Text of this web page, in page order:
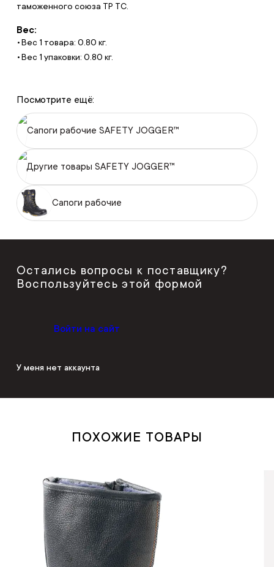
таможенного союза ТР ТС.
Вес:
Вес 1 товара: 0.80 кг.
Вес 1 упаковки: 0.80 кг.
Посмотрите ещё:
Сапоги рабочие SAFETY JOGGER™
Другие товары SAFETY JOGGER™
Сапоги рабочие
Остались вопросы к поставщику?
Воспользуйтесь этой формой
Войти на сайт
У меня нет аккаунта
ПОХОЖИЕ ТОВАРЫ